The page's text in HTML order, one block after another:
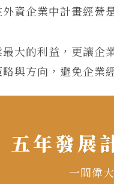
資企業中計畫經營
大的利益，更讓
與方向，避免企業
五年發展
一間偉